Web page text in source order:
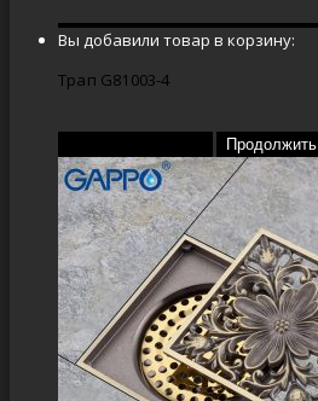
Вы добавили товар в корзину:
Трап G81003-4
Продолжить